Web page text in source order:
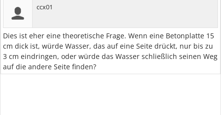
ccx01
Dies ist eher eine theoretische Frage. Wenn eine Betonplatte 15
cm dick ist, würde Wasser, das auf eine Seite drückt, nur bis zu
3 cm eindringen, oder würde das Wasser schließlich seinen Weg
auf die andere Seite finden?